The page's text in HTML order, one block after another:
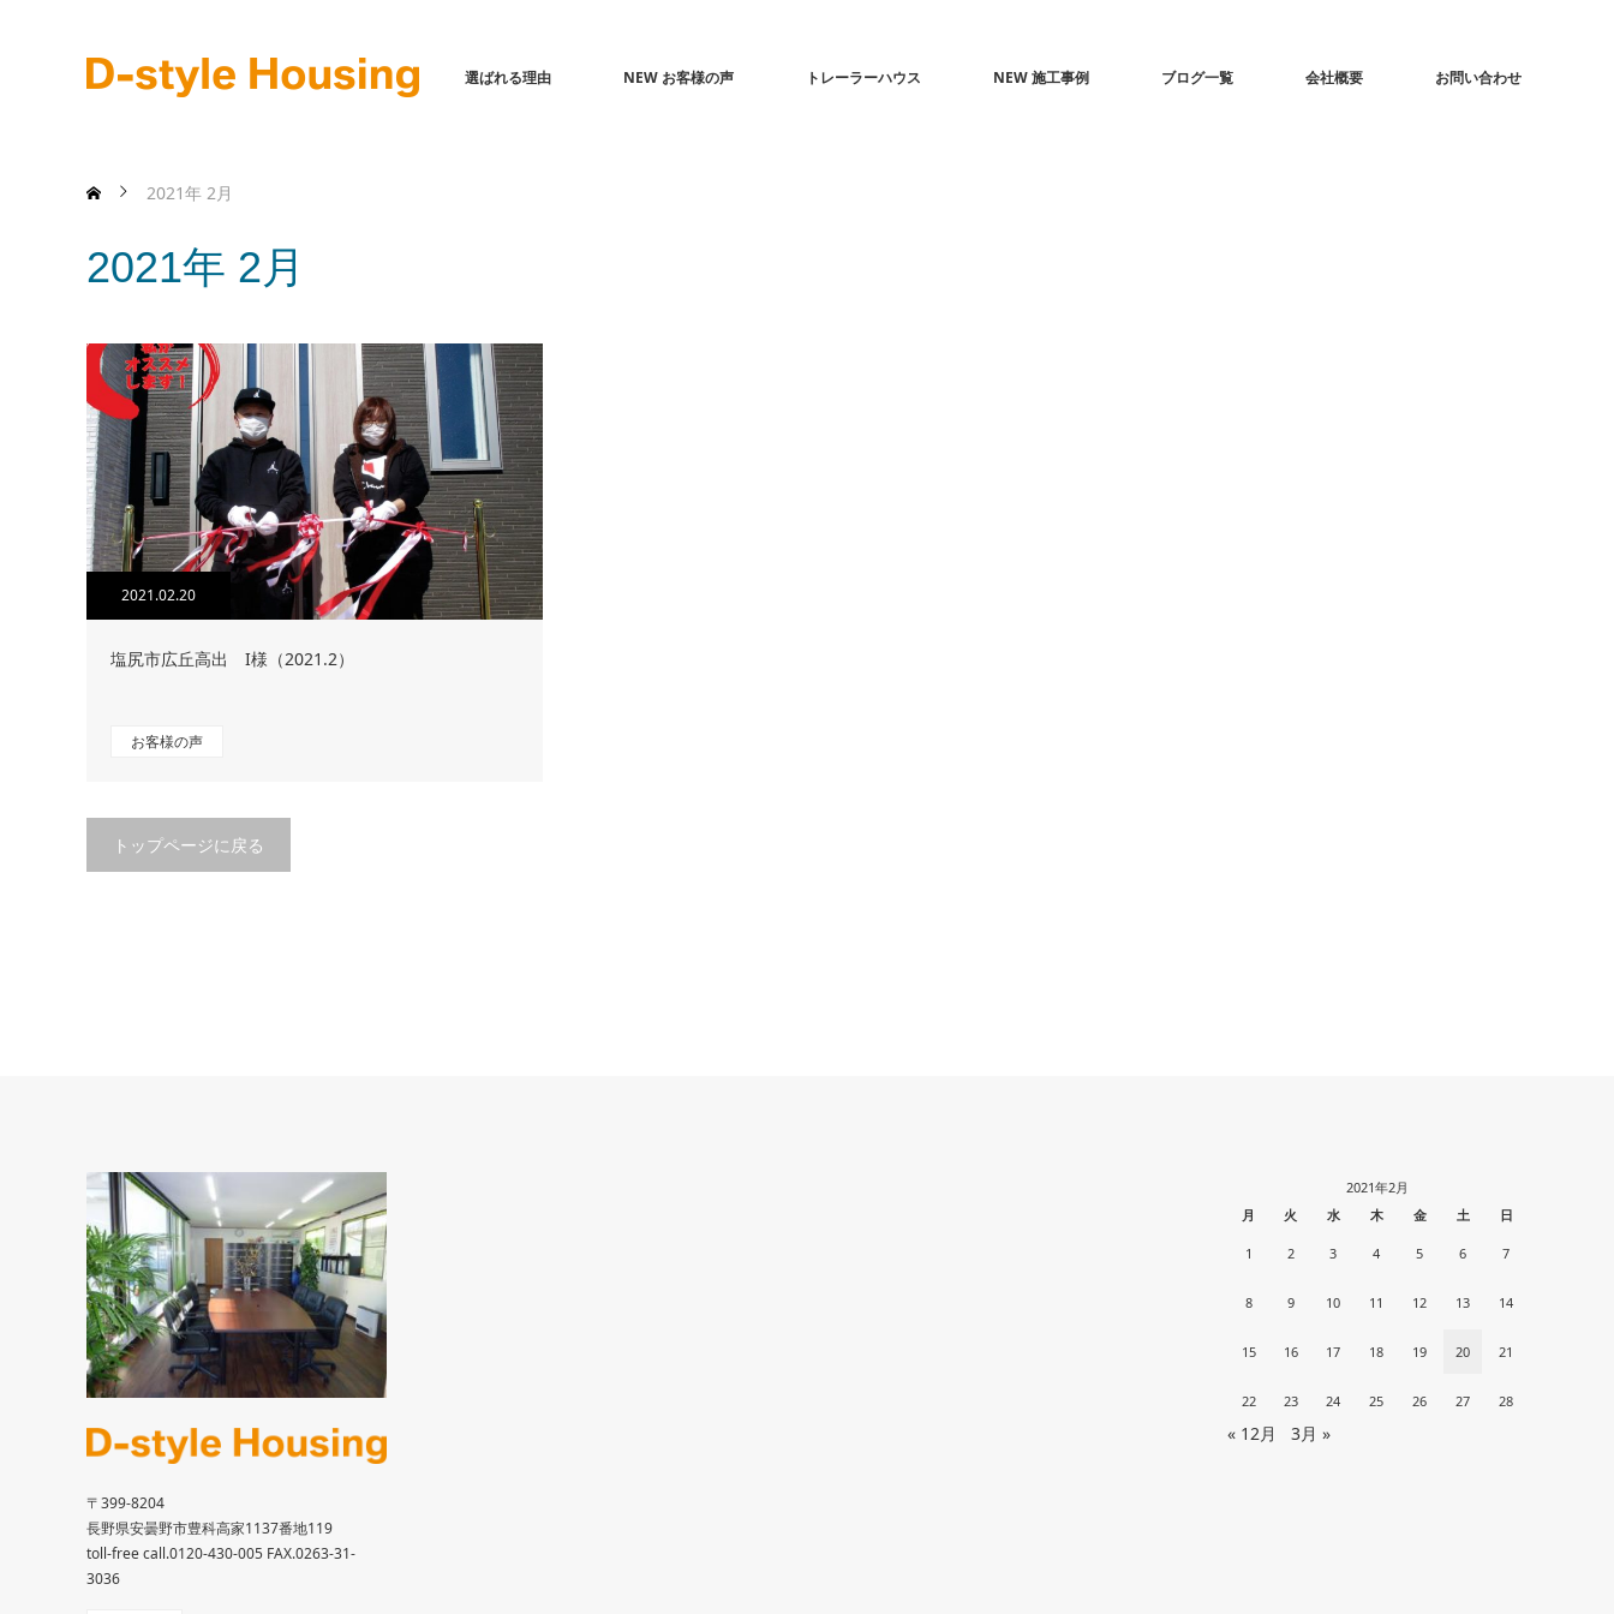
選ばれる理由 NEW お客様の声 トレーラーハウス NEW 施工事例 ブログ一覧 会社概要 お問い合わせ
2021年 2月
2021年 2月
2021.02.20
塩尻市広丘高出 I様（2021.2）
お客様の声
トップページに戻る
2021年2月
月
火 水 木 金 土 日
1 2 3 4 5 6 7
8 9 10 11 12 13 14
15 16 17 18 19 20 21
22 23 24 25 26 27 28
« 12月 3月 »
〒399-8204
長野県安曇野市豊科高家1137番地119
toll-free call.0120-430-005 FAX.0263-31-
3036